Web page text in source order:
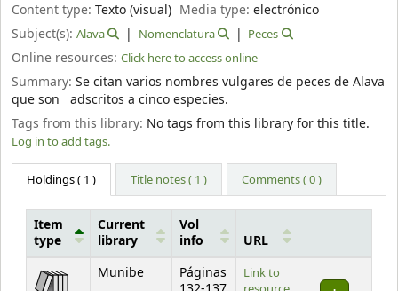
Content type: Texto (visual) Media type:electrónico
Subject(s): Alava Nomenclatura Peces
Online resources: Click here to access online
Summary: Se citan varios nombres vulgares de peces de Alava
que son adscritos a cinco especies.
Tags from this library: No tags from this library for this title.
Log in to add tags.
Holdings( 1 ) Title notes ( 1 ) Comments ( 0 )
Holdings
Item
type
Current
library
Vol
info
URL
Munibe
Páginas
Link to